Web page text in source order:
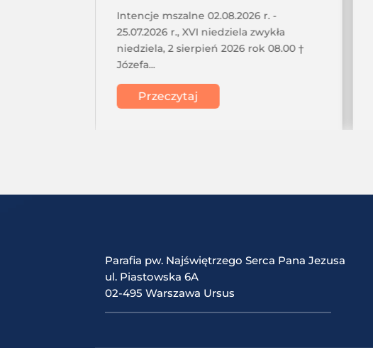
Intencje mszalne 02.08.2026 r. -
25.07.2026 r., XVI niedziela zwykła
niedziela, 2 sierpień 2026 rok 08.00 †
Józefa...
Przeczytaj
Parafia pw. Najświętrzego Serca Pana Jezusa
ul. Piastowska 6A
02-495 Warszawa Ursus